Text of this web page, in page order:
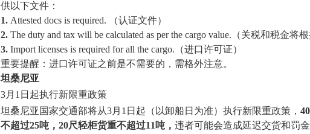
供以下文件：
1. Attested docs is required. （认证文件）
2. The duty and tax will be calculated as per the cargo value.（关税和税金将
3. Import licenses is required for all the cargo.（进口许可证）
重要提醒：进口许可证之前是不需要的，需格外注意。
坦桑尼亚
3月1日起执行新限重政策
坦桑尼亚国家交通部将从3月1日起（以卸船日为准）执行新限重政策，
不超过25吨，20尺轻柜货重不超过11吨， 违者可能会造成延迟交货和罚